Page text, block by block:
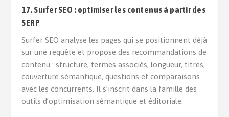
17. Surfer SEO : optimiser les contenus à partir des
SERP
Surfer SEO analyse les pages qui se positionnent déjà
sur une requête et propose des recommandations de
contenu : structure, termes associés, longueur, titres,
couverture sémantique, questions et comparaisons
avec les concurrents. Il s’inscrit dans la famille des
outils d’optimisation sémantique et éditoriale.